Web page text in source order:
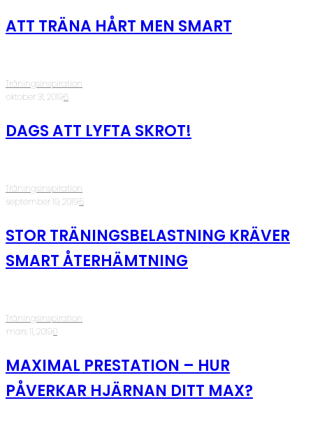
ATT TRÄNA HÅRT MEN SMART
Träningsinspiration
·oktober 31, 2019·6
DAGS ATT LYFTA SKROT!
Träningsinspiration
·september 19, 2019·5
STOR TRÄNINGSBELASTNING KRÄVER
SMART ÅTERHÄMTNING
Träningsinspiration
·mars 11, 2019·0
MAXIMAL PRESTATION – HUR
PÅVERKAR HJÄRNAN DITT MAX?